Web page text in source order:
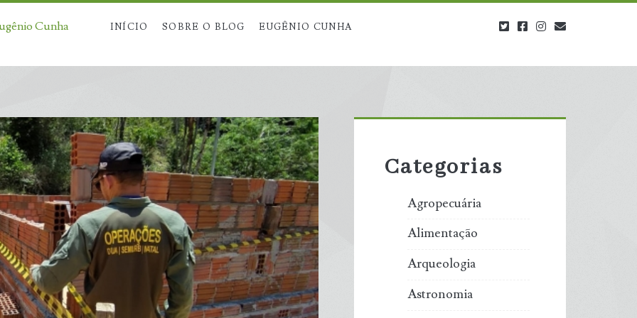
Cunha INÍCIO SOBRE O BLOG EUGÊNIO CUNHA twitterfacebookinstagram
Sidebar
Categorias
Agropecuária
Alimentação
Arqueologia
Astronomia